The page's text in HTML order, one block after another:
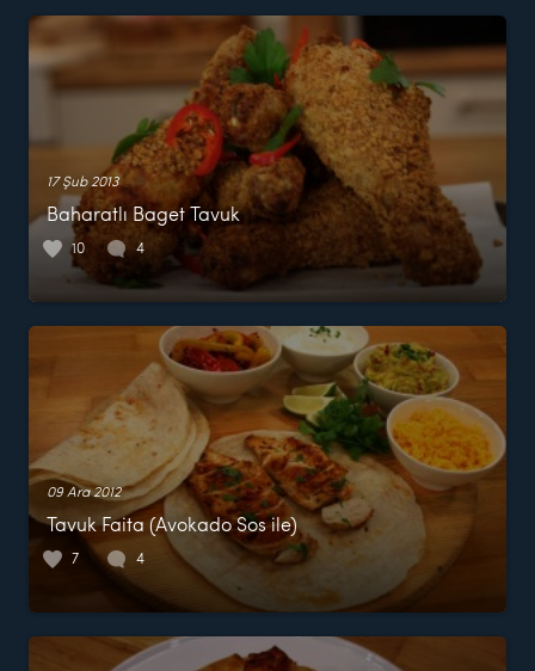
17 Şub 2013
Baharatlı Baget Tavuk
10 4
09 Ara 2012
Tavuk Faita (Avokado Sos ile)
7 4